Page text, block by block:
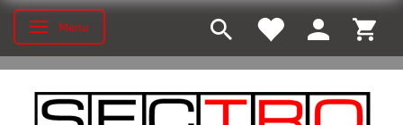
Toggle navigation
Menu